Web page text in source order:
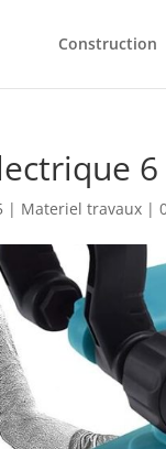
Construction
| Materiel travaux |